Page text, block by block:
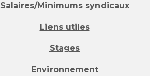
Salaires/Minimums syndicaux
Liens utiles
Stages
Environnement